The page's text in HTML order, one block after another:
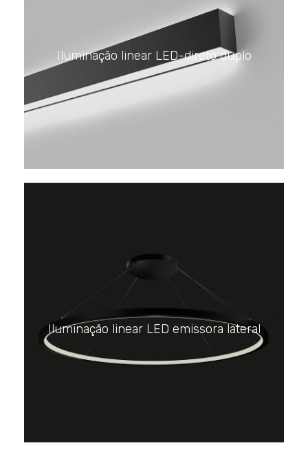
Iluminação linear LED-direto duplo
Iluminação linear LED emissora lateral